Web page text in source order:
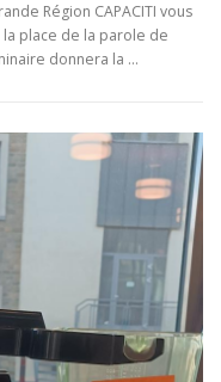
Région CAPACITI vous
place de la parole de
donnera la …